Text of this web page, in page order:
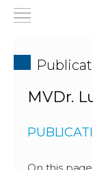
MVDr.
On this